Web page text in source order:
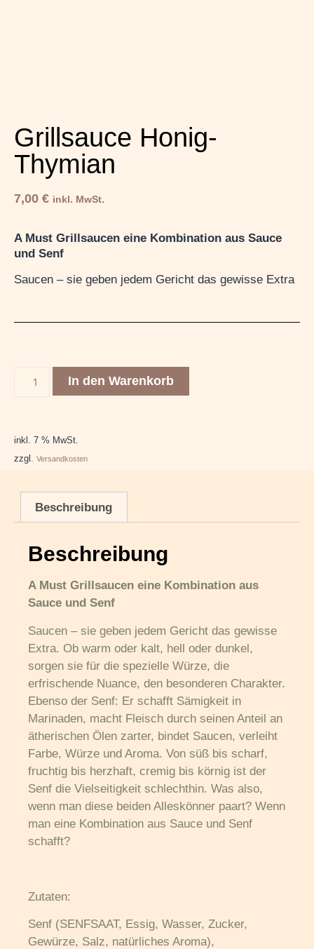
Grillsauce Honig-
Thymian
7,00 € inkl. MwSt.
A Must Grillsaucen eine Kombination aus Sauce
und Senf
Saucen – sie geben jedem Gericht das gewisse Extra
In den Warenkorb
inkl. 7 % MwSt.
zzgl. Versandkosten
Beschreibung
Beschreibung
A Must Grillsaucen eine Kombination aus
Sauce und Senf
Saucen – sie geben jedem Gericht das gewisse
Extra. Ob warm oder kalt, hell oder dunkel,
sorgen sie für die spezielle Würze, die
erfrischende Nuance, den besonderen Charakter.
Ebenso der Senf: Er schafft Sämigkeit in
Marinaden, macht Fleisch durch seinen Anteil an
ätherischen Ölen zarter, bindet Saucen, verleiht
Farbe, Würze und Aroma. Von süß bis scharf,
fruchtig bis herzhaft, cremig bis körnig ist der
Senf die Vielseitigkeit schlechthin. Was also,
wenn man diese beiden Alleskönner paart? Wenn
man eine Kombination aus Sauce und Senf
schafft?
Zutaten:
Senf (SENFSAAT, Essig, Wasser, Zucker,
Gewürze, Salz, natürliches Aroma),